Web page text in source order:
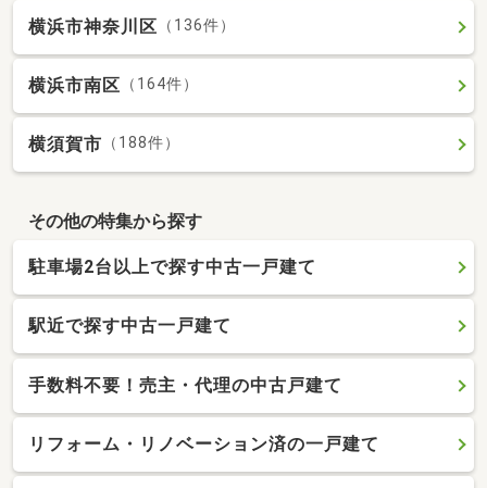
横浜市神奈川区 （136件）
横浜市南区 （164件）
横須賀市 （188件）
その他の特集から探す
駐車場2台以上で探す中古一戸建て
駅近で探す中古一戸建て
手数料不要！売主・代理の中古戸建て
リフォーム・リノベーション済の一戸建て